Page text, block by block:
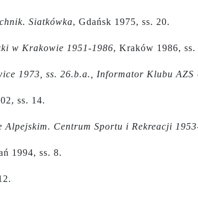
Siatkówka, Gdańsk 1975, ss. 20.
w Krakowie 1951-1986, Kraków 1986, ss.
1973, ss. 26.b.a., Informator Klubu AZS
ss. 14.
Centrum Sportu i Rekreacji
1994, ss. 8.